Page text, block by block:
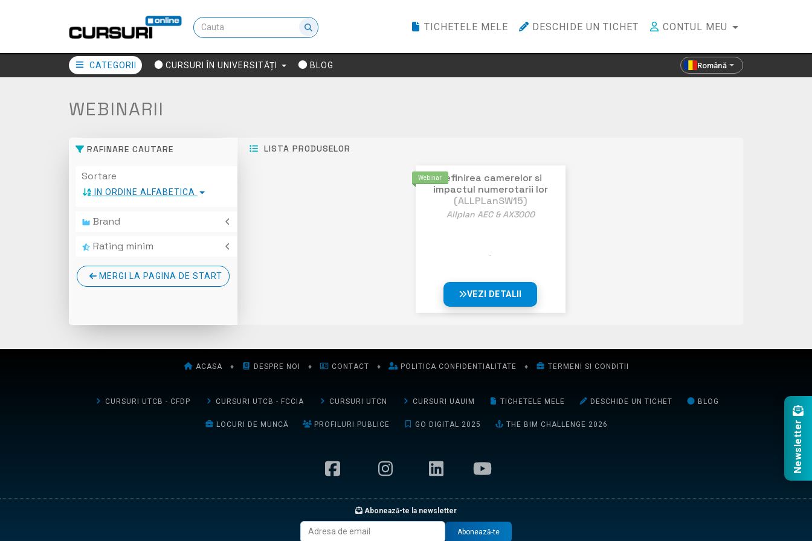
TICHETELE MELE DESCHIDE UN TICHET CONTUL MEU
CATEGORII CURSURI ÎN UNIVERSITĂȚI BLOG Română
WEBINARII
RAFINARE CAUTARE
Sortare
IN ORDINE ALFABETICA
Brand
Rating minim
MERGI LA PAGINA DE START
LISTA PRODUSELOR
WebinarDefinirea camerelor si
impactul numerotarii lor
(ALLPLanSW15)
Allplan AEC & AX3000
VEZI DETALII
ACASA ♦ DESPRE NOI ♦ CONTACT ♦ POLITICA CONFIDENTIALITATE ♦ TERMENI SI CONDITII
CURSURI UTCB - CFDP CURSURI UTCB - FCCIA CURSURI UTCN CURSURI UAUIM TICHETELE MELE DESCHIDE UN TICHET BLOG
LOCURI DE MUNCĂ PROFILURI PUBLICE GO DIGITAL 2025 THE BIM CHALLENGE 2026
Abonează-te la newsletter
Abonează-te
Newsletter